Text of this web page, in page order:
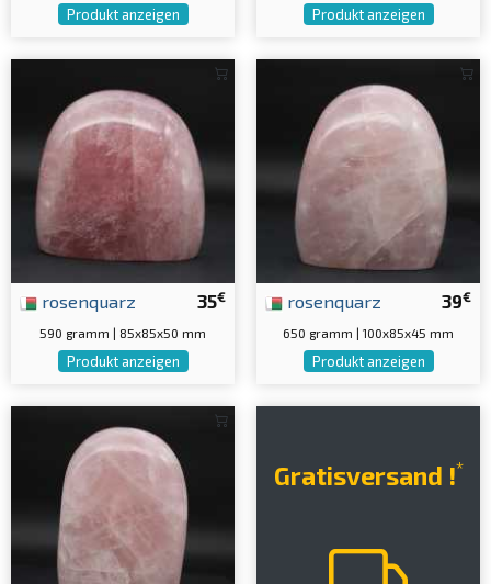
Produkt anzeigen Produkt anzeigen
35€
rosenquarz
590 gramm | 85x85x50 mm
Produkt anzeigen
39€
rosenquarz
650 gramm | 100x85x45 mm
Produkt anzeigen
Gratisversand !*